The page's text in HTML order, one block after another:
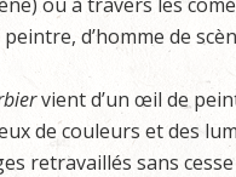
d’homme de
vient d’un œil de
de couleurs et des
retravaillés sans